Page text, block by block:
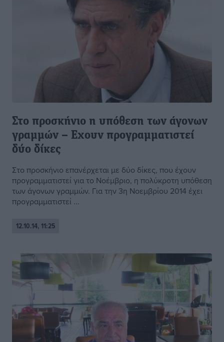
Στο προσκήνιο η υπόθεση των άγονων
γραμμών – Εχουν προγραμματιστεί
δύο δίκες
Στο προσκήνιο επανέρχεται με δύο δίκες, που έχουν
προγραμματιστεί για το Νοέμβριο, η πολύκροτη υπόθεση
των άγονων γραμμών. Για την 3η Νοεμβρίου 2014 έχει
προγραμματιστεί ...
12.10.14, 11:25